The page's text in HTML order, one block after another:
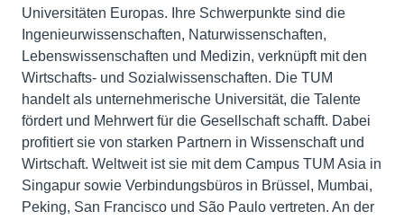
Universitäten Europas. Ihre Schwerpunkte sind die
Ingenieurwissenschaften, Naturwissenschaften,
Lebenswissenschaften und Medizin, verknüpft mit den
Wirtschafts- und Sozialwissenschaften. Die TUM
handelt als unternehmerische Universität, die Talente
fördert und Mehrwert für die Gesellschaft schafft. Dabei
profitiert sie von starken Partnern in Wissenschaft und
Wirtschaft. Weltweit ist sie mit dem Campus TUM Asia in
Singapur sowie Verbindungsbüros in Brüssel, Mumbai,
Peking, San Francisco und São Paulo vertreten. An der